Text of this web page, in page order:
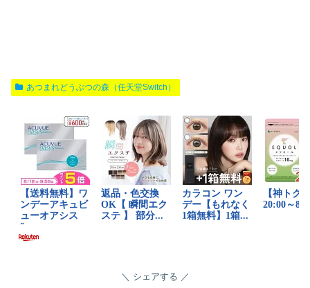
あつまれどうぶつの森（任天堂Switch）
シェアする